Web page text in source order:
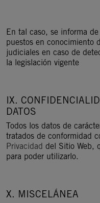
En tal caso, se informa
puestos en conocimiento
judiciales en caso de
la legislación vigente
IX.
DATOS
Todos los datos de
tratados de conformidad
Privacidad del Sitio Web,
para poder utilizarlo.
X. MISCELÁNEA